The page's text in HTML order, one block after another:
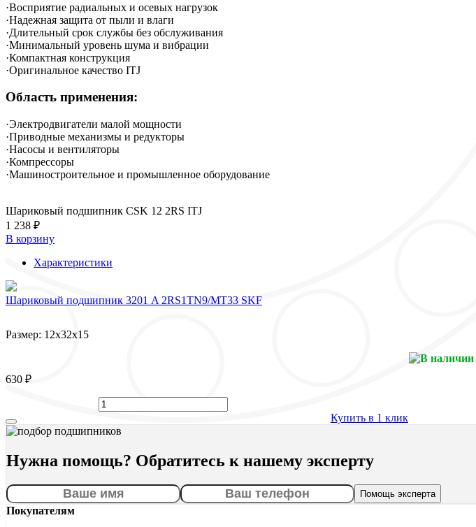
·Восприятие радиальных и осевых нагрузок
·Надежная защита от пыли и влаги
·Длительный срок службы без обслуживания
·Минимальный уровень шума и вибрации
·Компактная конструкция
·Оригинальное качество ITJ
Область применения:
·Электродвигатели малой мощности
·Приводные механизмы и редукторы
·Насосы и вентиляторы
·Компрессоры
·Машиностроительное и промышленное оборудование
Шариковый подшипник CSK 12 2RS ITJ
1 238 ₽
В корзину
Характеристики
Шариковый подшипник 3201 A 2RS1TN9/MT33 SKF
Размер: 12x32x15
630 ₽
Купить в 1 клик
Нужна помощь? Обратитесь к нашему эксперту
Покупателям